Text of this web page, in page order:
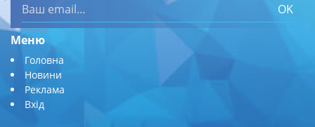
OK
Меню
Головна
Новини
Реклама
Вхід